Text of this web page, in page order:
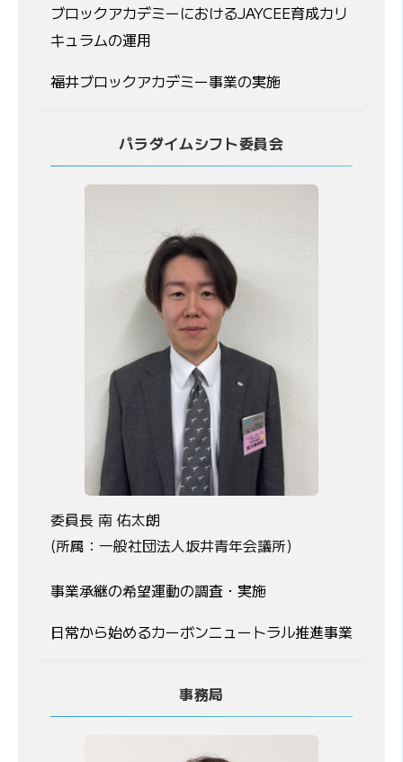
ブロックアカデミーにおけるJAYCEE育成カリ
キュラムの運用
福井ブロックアカデミー事業の実施
パラダイムシフト委員会
委員長 南 佑太朗
(所属：一般社団法人坂井青年会議所)
事業承継の希望運動の調査・実施
日常から始めるカーボンニュートラル推進事業
事務局